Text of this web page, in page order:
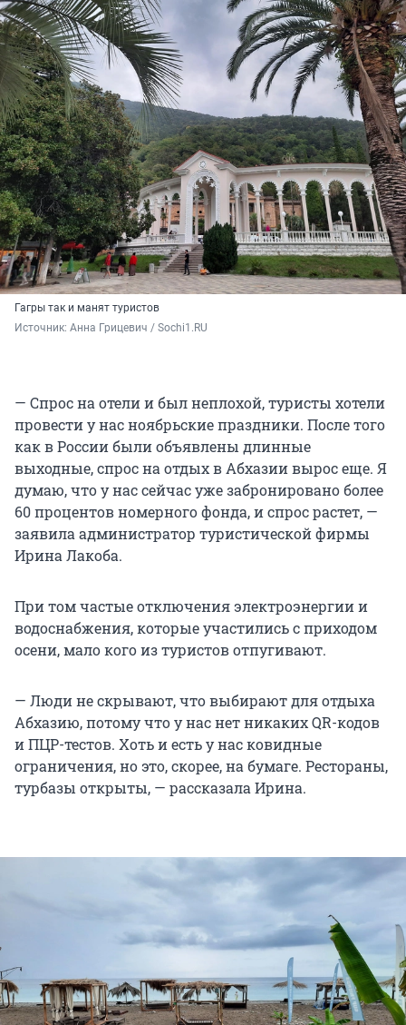
Гагры так и манят туристов
Источник: Анна Грицевич / Sochi1.RU
— Спрос на отели и был неплохой, туристы хотели
провести у нас ноябрьские праздники. После того
как в России были объявлены длинные
выходные, спрос на отдых в Абхазии вырос еще. Я
думаю, что у нас сейчас уже забронировано более
60 процентов номерного фонда, и спрос растет, —
заявила администратор туристической фирмы
Ирина Лакоба.
При том частые отключения электроэнергии и
водоснабжения, которые участились с приходом
осени, мало кого из туристов отпугивают.
— Люди не скрывают, что выбирают для отдыха
Абхазию, потому что у нас нет никаких QR-кодов
и ПЦР-тестов. Хоть и есть у нас ковидные
ограничения, но это, скорее, на бумаге. Рестораны,
турбазы открыты, — рассказала Ирина.